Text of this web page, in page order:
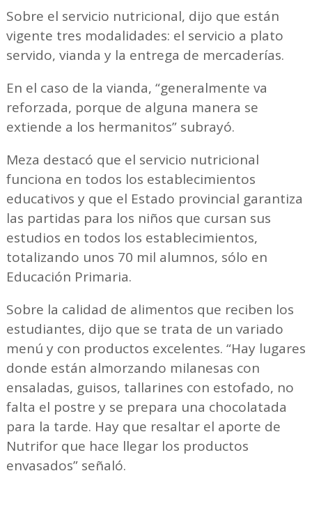
Sobre el servicio nutricional, dijo que están
vigente tres modalidades: el servicio a plato
servido, vianda y la entrega de mercaderías.
En el caso de la vianda, “generalmente va
reforzada, porque de alguna manera se
extiende a los hermanitos” subrayó.
Meza destacó que el servicio nutricional
funciona en todos los establecimientos
educativos y que el Estado provincial garantiza
las partidas para los niños que cursan sus
estudios en todos los establecimientos,
totalizando unos 70 mil alumnos, sólo en
Educación Primaria.
Sobre la calidad de alimentos que reciben los
estudiantes, dijo que se trata de un variado
menú y con productos excelentes. “Hay lugares
donde están almorzando milanesas con
ensaladas, guisos, tallarines con estofado, no
falta el postre y se prepara una chocolatada
para la tarde. Hay que resaltar el aporte de
Nutrifor que hace llegar los productos
envasados” señaló.